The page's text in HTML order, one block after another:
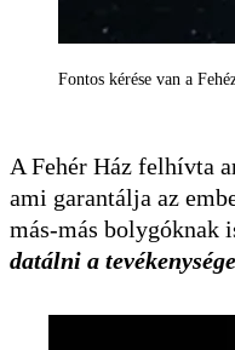
Fontos kérése van a
A Fehér Ház felhívta
ami garantálja az
más-más bolygóknak
datálni a